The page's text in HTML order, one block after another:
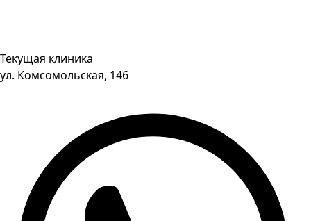
Текущая клиника
ул. Комсомольская, 146